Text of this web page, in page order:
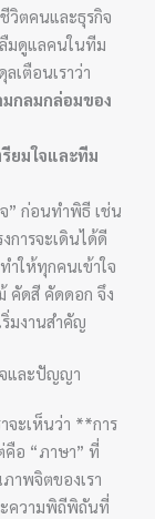
วิตคนและธุรกิจ
มดูแลคนในทีม
เตือนเราว่า
กลมกล่อมของ
ยมใจและทีม
” ก่อนทำพิธี เช่น
การจะเดินได้ดี
ให้ทุกคนเข้าใจ
คัดสี คัดดอก จึง
มงานสำคัญ
จและปัญญา
จะเห็นว่า **การ
คือ “ภาษา” ที่
าพจิตของเรา
ะความพิถีพิถันที่